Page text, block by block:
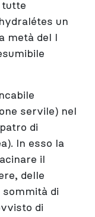
tutte
un
del I
servile) nel
di
In esso la
il
delle
sommità di
di